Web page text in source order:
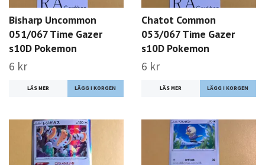
Bisharp Uncommon
051/067 Time Gazer
s10D Pokemon
6 kr
LÄS MER
Chatot Common
053/067 Time Gazer
s10D Pokemon
6 kr
LÄS MER